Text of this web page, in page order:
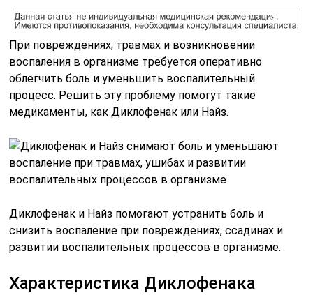
При повреждениях, травмах и возникновении
воспаления в организме требуется оперативно
облегчить боль и уменьшить воспалительный
процесс. Решить эту проблему помогут такие
медикаменты, как Диклофенак или Найз.
Диклофенак и Найз помогают устранить боль и
снизить воспаление при повреждениях, ссадинах и
развитии воспалительных процессов в организме.
Характеристика Диклофенака